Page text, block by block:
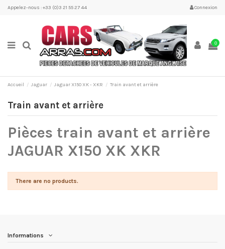
Appelez-nous : +33 (0)3 21 55 27 44 Connexion
0
Accueil Jaguar Jaguar X150 XK - XKR Train avant et arrière
Train avant et arrière
Pièces train avant et arrière
JAGUAR X150 XK XKR
There are no products.
Informations